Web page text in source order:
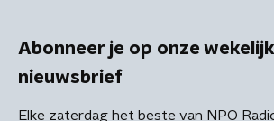
Abonneer je op onze
nieuwsbrief
Elke zaterdag het beste van NPO